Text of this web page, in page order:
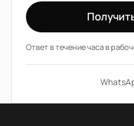
Ответ в течение часа в